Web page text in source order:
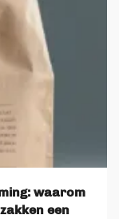
waarom
een